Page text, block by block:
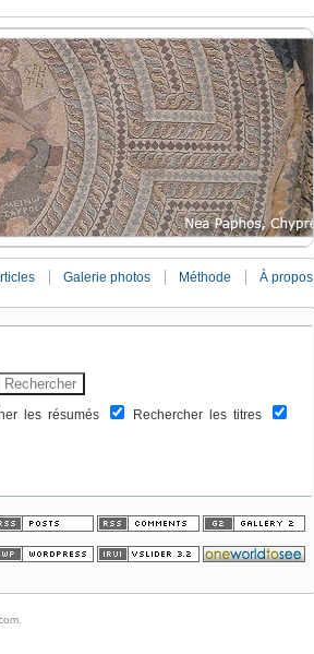
Galerie photos Méthode À propos
les résumés
Rechercher les titres